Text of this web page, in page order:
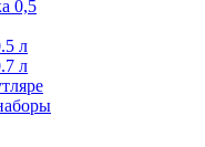
0,5
л
л